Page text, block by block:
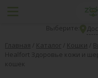
Выберите:
Главная / Каталог / Кошки /
Healfort Здоровье кожи и
кошек